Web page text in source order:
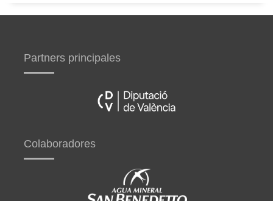
Partners principales
Colaboradores